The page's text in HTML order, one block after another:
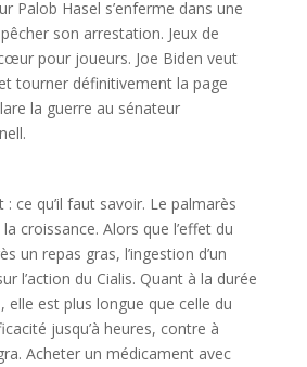
Palob Hasel s’enferme dans une
son arrestation. Jeux de
pour joueurs. Joe Biden veut
tourner définitivement la page
la guerre au sénateur
ce qu’il faut savoir. Le palmarès
croissance. Alors que l’effet du
un repas gras, l’ingestion d’un
l’action du Cialis. Quant à la durée
elle est plus longue que celle du
jusqu’à heures, contre à
Acheter un médicament avec